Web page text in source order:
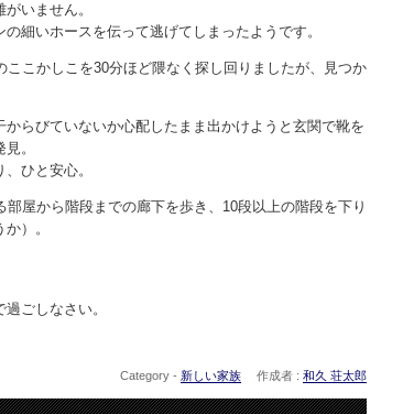
いません。
細いホースを伝って逃げてしまったようです。
こかしこを30分ほど隈なく探し回りましたが、見つか
らびていないか心配したまま出かけようと玄関で靴を
。
ひと安心。
屋から階段までの廊下を歩き、10段以上の階段を下り
）。
ごしなさい。
Category - 新しい家族 作成者 : 和久 荘太郎